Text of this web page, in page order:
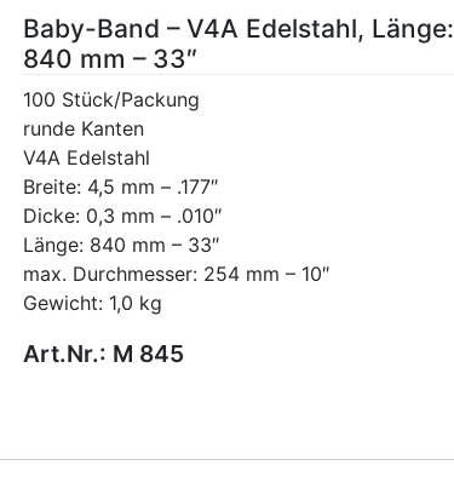
Baby-Band – V4A Edelstahl, Länge:
840 mm – 33″
100 Stück/Packung
runde Kanten
V4A Edelstahl
Breite: 4,5 mm – .177″
Dicke: 0,3 mm – .010″
Länge: 840 mm – 33″
max. Durchmesser: 254 mm – 10″
Gewicht: 1,0 kg
Art.Nr.: M 845